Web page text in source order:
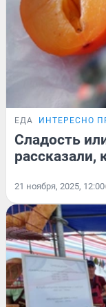
ЕДА ИНТЕРЕСНО
Сладость
рассказали,
21 ноября, 2025, 12:00